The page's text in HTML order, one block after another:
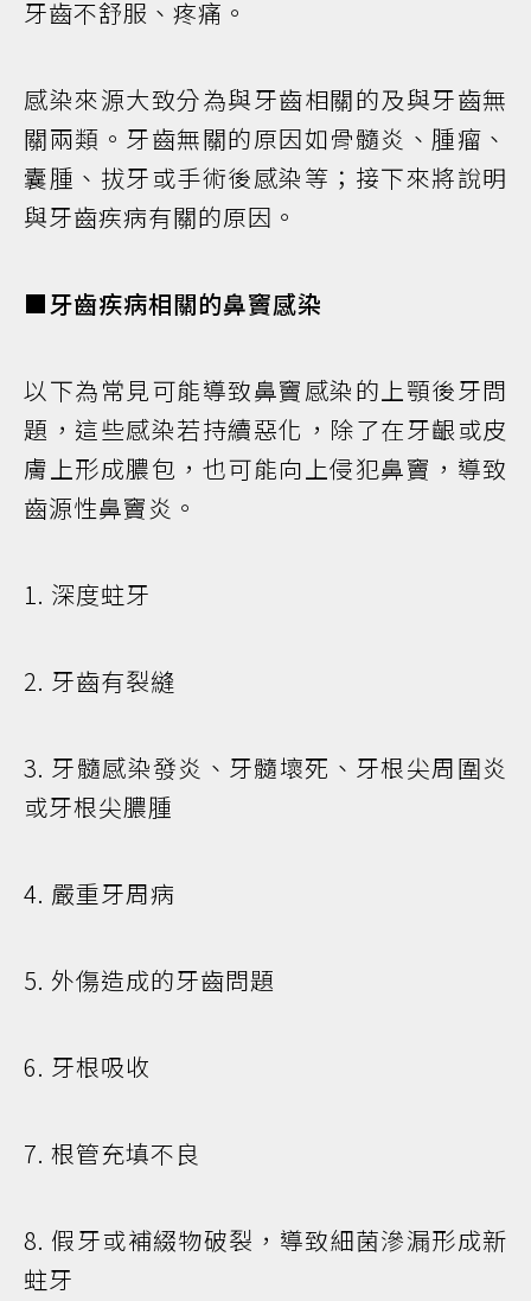
牙齒不舒服、疼痛。
感染來源大致分為與牙齒相關的及與牙齒無
關兩類。牙齒無關的原因如骨髓炎、腫瘤、
囊腫、拔牙或手術後感染等；接下來將說明
與牙齒疾病有關的原因。
■牙齒疾病相關的鼻竇感染
以下為常見可能導致鼻竇感染的上顎後牙問
題，這些感染若持續惡化，除了在牙齦或皮
膚上形成膿包，也可能向上侵犯鼻竇，導致
齒源性鼻竇炎。
1. 深度蛀牙
2. 牙齒有裂縫
3. 牙髓感染發炎、牙髓壞死、牙根尖周圍炎
或牙根尖膿腫
4. 嚴重牙周病
5. 外傷造成的牙齒問題
6. 牙根吸收
7. 根管充填不良
8. 假牙或補綴物破裂，導致細菌滲漏形成新
蛀牙